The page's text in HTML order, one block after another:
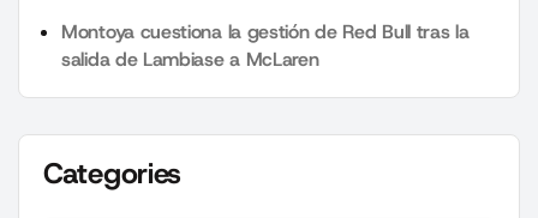
Montoya cuestiona la gestión de Red Bull tras la
salida de Lambiase a McLaren
Categories